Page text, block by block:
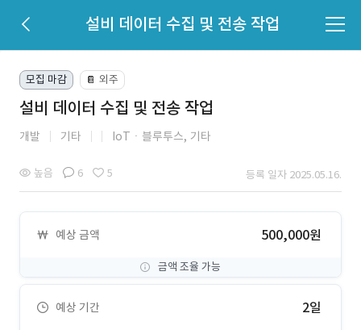
설비 데이터 수집 및 전송 작업
모집 마감 📔 외주
설비 데이터 수집 및 전송 작업
개발 기타 IoTㆍ블루투스, 기타
높음 6 5 등록 일자 2025.05.16.
예상 금액 500,000원
금액 조율 가능
예상 기간 2일